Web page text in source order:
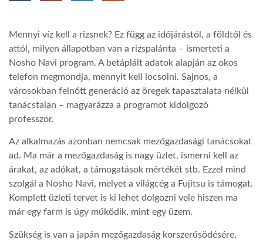
LATIMO.HU
GLOBOBOOK
Mennyi víz kell a rizsnek? Ez függ az időjárástól, a földtől és
attól, milyen állapotban van a rizspalánta – ismerteti a
Nosho Navi program. A betáplált adatok alapján az okos
telefon megmondja, mennyit kell locsolni. Sajnos, a
városokban felnőtt generáció az öregek tapasztalata nélkül
tanácstalan – magyarázza a programot kidolgozó
professzor.
Az alkalmazás azonban nemcsak mezőgazdasági tanácsokat
ad. Ma már a mezőgazdaság is nagy üzlet, ismerni kell az
árakat, az adókat, a támogatások mértékét stb. Ezzel mind
szolgál a Nosho Navi, melyet a világcég a Fujitsu is támogat.
Komplett üzleti tervet is ki lehet dolgozni vele hiszen ma
már egy farm is úgy működik, mint egy üzem.
Szükség is van a japán mezőgazdaság korszerűsödésére,